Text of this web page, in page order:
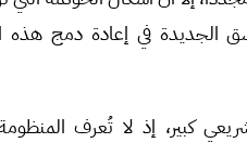
في إعادة دمج هذه
كبير، إذ لا تُعرف